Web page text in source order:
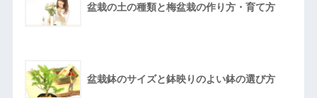
盆栽の土の種類と梅盆栽の作り方・育て方
盆栽鉢のサイズと鉢映りのよい鉢の選び方